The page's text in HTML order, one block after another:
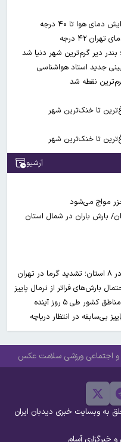
هوا تا ۴۰ درجه
۴۲ درجه
جدید استاد هواشناسی
تا خنک‌ترین شهر
تا خنک‌ترین شهر
آرشیو
بارش باران در شمال استان
بارش‌های فراتر از نرمال پاییز
طی ۵ روز آینده
بی‌سابقه در انتظار دریاچه
اجتماعی ورزشی سلامت عکس
وبسایت خبری دیدبان ایران
آسام